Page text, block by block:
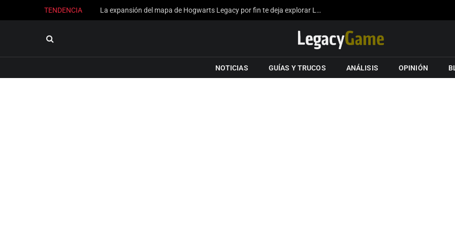
TENDENCIA La expansión del mapa de Hogwarts Legacy por fin te deja explorar Londres gracias a los fans
NOTICIAS GUÍAS Y TRUCOS ANÁLISIS OPINIÓN